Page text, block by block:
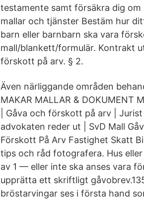
testamente samt försäkra dig
mallar och tjänster Bestäm hur
barn eller barnbarn ska vara
mall/blankett/formulär. Kontrakt
förskott på arv. § 2.
Även närliggande områden
MAKAR MALLAR & DOKUMENT
| Gåva och förskott på arv |
advokaten reder ut | SvD Mall
Förskott På Arv Fastighet Skatt
tips och råd fotografera. Hus
av 1 — eller inte ska anses vara
upprätta ett skriftligt
bröstarvingar ses i första hand